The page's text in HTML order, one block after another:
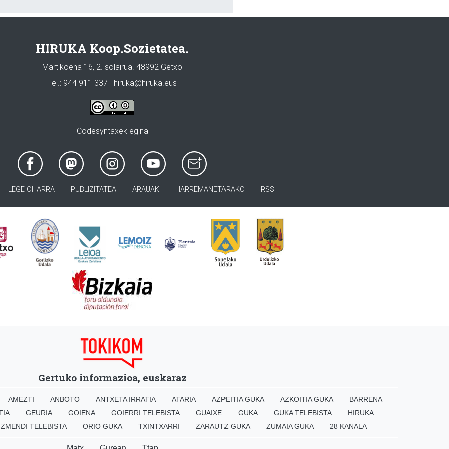
HIRUKA Koop.Sozietatea.
Martikoena 16, 2. solairua. 48992 Getxo
Tel.: 944 911 337 · hiruka@hiruka.eus
Codesyntaxek egina
LEGE OHARRA PUBLIZITATEA ARAUAK HARREMANETARAKO RSS
Gertuko informazioa, euskaraz
AMEZTI ANBOTO ANTXETA IRRATIA ATARIA AZPEITIA GUKA AZKOITIA GUKA
BARRENA
GEURIA GOIENA GOIERRI TELEBISTA GUAIXE GUKA GUKA TELEBISTA
HIRUKA
TELEBISTA ORIO GUKA TXINTXARRI ZARAUTZ GUKA ZUMAIA GUKA 28 KANALA